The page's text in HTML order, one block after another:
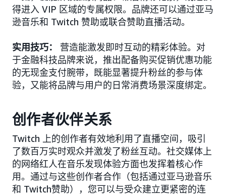
得进入 VIP 区域的专属权限。品牌还可以通过亚马
逊音乐和 Twitch 赞助或联合赞助直播活动。
实用技巧：
营造能激发即时互动的精彩体验。对
于金融科技品牌来说，推出配备购买促销优惠功能
的无现金支付腕带，既能显著提升粉丝的参与体
验，又能将品牌与用户的日常消费场景深度绑定。
创作者伙伴关系
Twitch 上的创作者有效地利用了直播空间，吸引
了数百万实时观众并激发了粉丝互动。社交媒体上
的网络红人在音乐发现体验方面也发挥着核心作
用。通过与这些创作者合作（包括通过亚马逊音乐
和 Twitch赞助），您可以与受众建立更紧密的连